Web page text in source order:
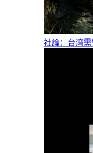
社論：台湾